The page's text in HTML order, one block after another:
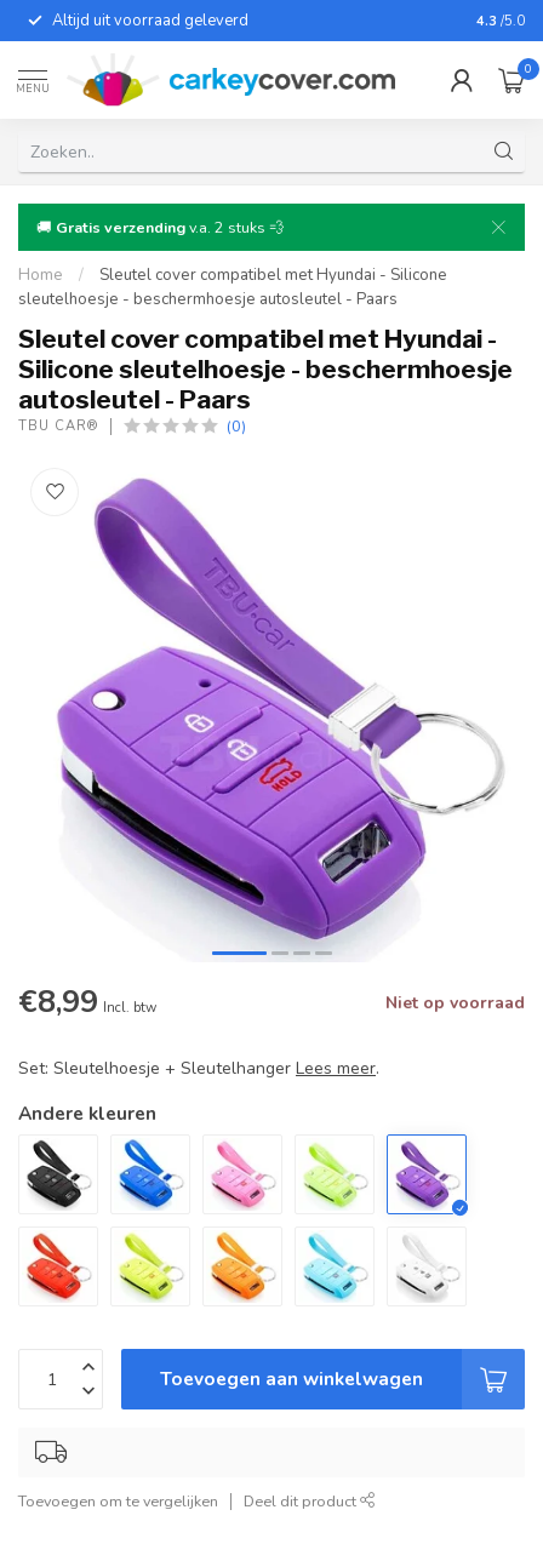
Altijd uit voorraad geleverd Voor
4.3 /5.0
MENU
0
🚚 Gratis verzendingv.a. 2 stuks 💨
Home /
Sleutel cover compatibel met Hyundai - Silicone
sleutelhoesje - beschermhoesje autosleutel - Paars
Sleutel cover compatibel met Hyundai -
Silicone sleutelhoesje - beschermhoesje
autosleutel - Paars
TBU CAR® (0)
€8,99 Incl. btw Niet op voorraad
Set: Sleutelhoesje + Sleutelhanger Lees meer.
Andere kleuren
Toevoegen aan winkelwagen
Toevoegen om te vergelijken Deel dit product